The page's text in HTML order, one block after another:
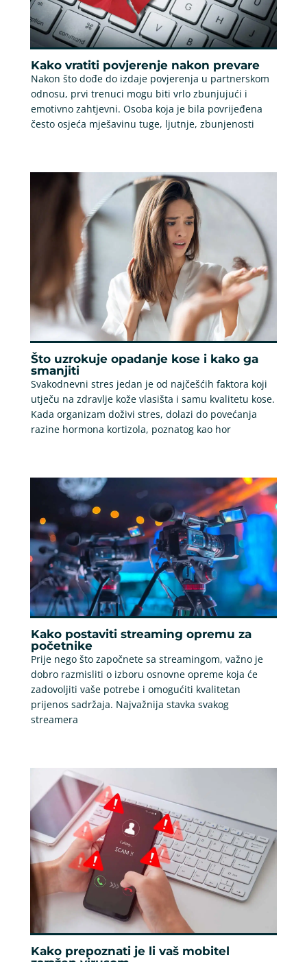
Kako vratiti povjerenje nakon prevare
Nakon što dođe do izdaje povjerenja u partnerskom
odnosu, prvi trenuci mogu biti vrlo zbunjujući i
emotivno zahtjevni. Osoba koja je bila povrijeđena
često osjeća mješavinu tuge, ljutnje, zbunjenosti
Što uzrokuje opadanje kose i kako ga
smanjiti
Svakodnevni stres jedan je od najčešćih faktora koji
utječu na zdravlje kože vlasišta i samu kvalitetu kose.
Kada organizam doživi stres, dolazi do povećanja
razine hormona kortizola, poznatog kao hor
Kako postaviti streaming opremu za
početnike
Prije nego što započnete sa streamingom, važno je
dobro razmisliti o izboru osnovne opreme koja će
zadovoljiti vaše potrebe i omogućiti kvalitetan
prijenos sadržaja. Najvažnija stavka svakog
streamera
Kako prepoznati je li vaš mobitel